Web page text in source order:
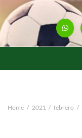
Home 2021 febrero